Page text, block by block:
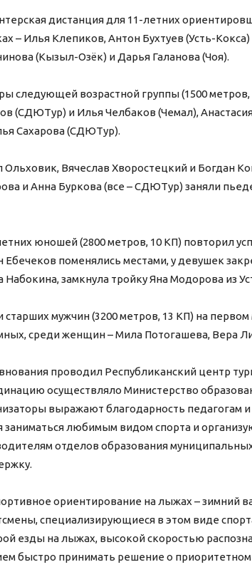
дистанция для 11-летних
– Илья Клепиков, Антон Бухтуев (Усть-
(Кызыл-Озёк) и Дарья Галанова (Чоя).
следующей возрастной группы (1500
(СДЮТур) и Илья Челбаков (Чемал),
Сахарова (СДЮТур).
Ольховик, Вячеслав Хворостецкий и Богдан
и Анна Буркова (все – СДЮТур) заняли
юношей (2800 метров, 10 КП) повторил
Ебечеков поменялись местами, у девушек
Набокина, замкнула тройку Яна Модорова из
старших мужчин (3200 метров, 13 КП) на
среди женщин – Мила Потогашева, Вера
проводил Республиканский центр
осуществляло Министерство
выражают благодарность педагогам
заниматься любимым видом спорта и
отделов образования
ориентирование на лыжах – зимний
специализирующиеся в этом виде
езды на лыжах, высокой скоростью
быстро принимать решение о